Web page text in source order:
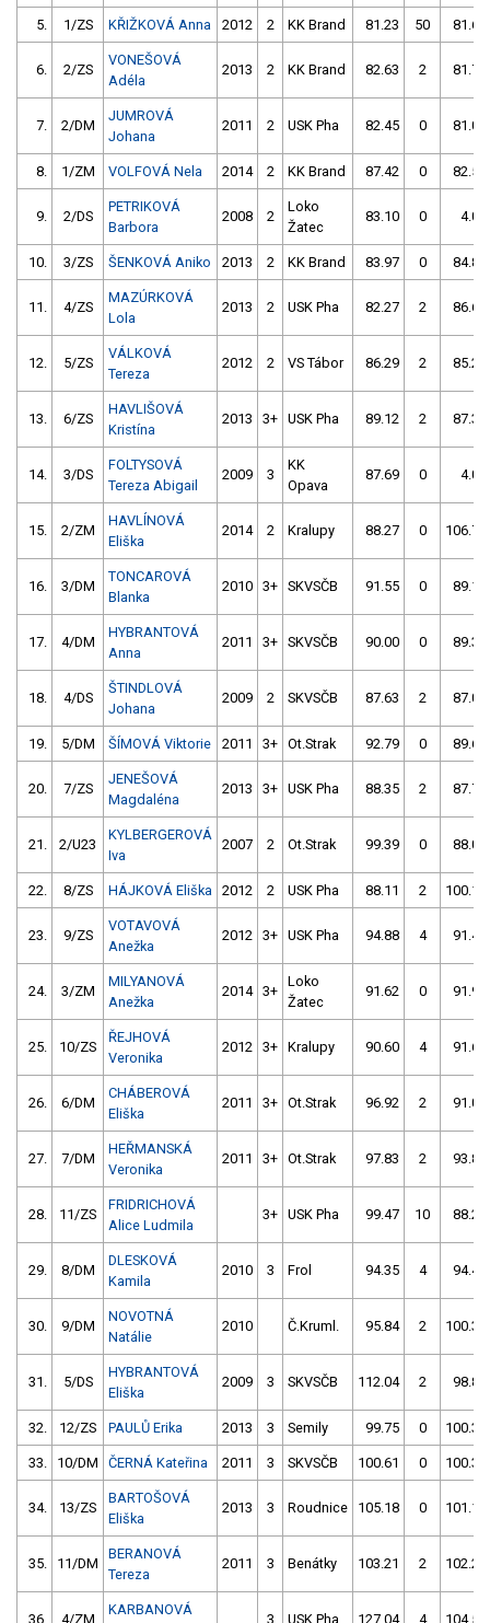
5. 1/ZS KŘIŽKOVÁ Anna 2012 2 KK Brand 81.23 50 81.61
6. 2/ZS
VONEŠOVÁ
Adéla
2013 2 KK Brand 82.63 2 81.74
7. 2/DM
JUMROVÁ
Johana
2011 2 USK Pha 82.45 0 81.05
8. 1/ZM VOLFOVÁ Nela 2014 2 KK Brand 87.42 0 82.52
9. 2/DS
PETRIKOVÁ
Barbora
2008 2
Loko
Žatec
83.10 0 4.00
10. 3/ZS ŠENKOVÁ Aniko 2013 2 KK Brand 83.97 0 84.87
11. 4/ZS
MAZÚRKOVÁ
Lola
2013 2 USK Pha 82.27 2 86.62
12. 5/ZS
VÁLKOVÁ
Tereza
2012 2 VS Tábor 86.29 2 85.23
13. 6/ZS
HAVLIŠOVÁ
Kristína
2013 3+ USK Pha 89.12 2 87.39
14. 3/DS
FOLTYSOVÁ
Tereza Abigail
2009 3
KK
Opava
87.69 0 4.00
15. 2/ZM
HAVLÍNOVÁ
Eliška
2014 2 Kralupy 88.27 0 106.71
16. 3/DM
TONCAROVÁ
Blanka
2010 3+ SKVSČB 91.55 0 89.15
17. 4/DM
HYBRANTOVÁ
Anna
2011 3+ SKVSČB 90.00 0 89.32
18. 4/DS
ŠTINDLOVÁ
Johana
2009 2 SKVSČB 87.63 2 87.03
19. 5/DM ŠÍMOVÁ Viktorie 2011 3+ Ot.Strak 92.79 0 89.67
20. 7/ZS
JENEŠOVÁ
Magdaléna
2013 3+ USK Pha 88.35 2 87.78
21. 2/U23
KYLBERGEROVÁ
Iva
2007 2 Ot.Strak 99.39 0 88.06
22. 8/ZS HÁJKOVÁ Eliška 2012 2 USK Pha 88.11 2 100.16
23. 9/ZS
VOTAVOVÁ
Anežka
2012 3+ USK Pha 94.88 4 91.49
24. 3/ZM
MILYANOVÁ
Anežka
2014 3+
Loko
Žatec
91.62 0 91.96
25. 10/ZS
ŘEJHOVÁ
Veronika
2012 3+ Kralupy 90.60 4 91.64
26. 6/DM
CHÁBEROVÁ
Eliška
2011 3+ Ot.Strak 96.92 2 91.09
27. 7/DM
HEŘMANSKÁ
Veronika
2011 3+ Ot.Strak 97.83 2 93.89
28. 11/ZS
FRIDRICHOVÁ
Alice Ludmila
3+ USK Pha 99.47 10 88.24
29. 8/DM
DLESKOVÁ
Kamila
2010 3 Frol 94.35 4 94.48
30. 9/DM
NOVOTNÁ
Natálie
2010 Č.Kruml. 95.84 2 100.32
31. 5/DS
HYBRANTOVÁ
Eliška
2009 3 SKVSČB 112.04 2 98.82
32. 12/ZS PAULŮ Erika 2013 3 Semily 99.75 0 100.36
33. 10/DM ČERNÁ Kateřina 2011 3 SKVSČB 100.61 0 100.37
34. 13/ZS
BARTOŠOVÁ
Eliška
2013 3 Roudnice 105.18 0 101.13
35. 11/DM
BERANOVÁ
Tereza
2011 3 Benátky 103.21 2 102.20
36. 4/ZM
KARBANOVÁ
3 USK Pha 127.04 4 104.57